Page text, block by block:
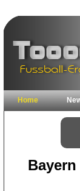
Home